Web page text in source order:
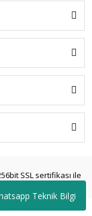
Teknik Bilgi
SSL sertifikası ile